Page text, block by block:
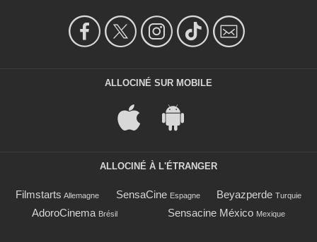
ALLOCINÉ SUR MOBILE
ALLOCINÉ À L'ÉTRANGER
Filmstarts Allemagne SensaCine Espagne Beyazperde Turquie
AdoroCinema Brésil Sensacine México Mexique